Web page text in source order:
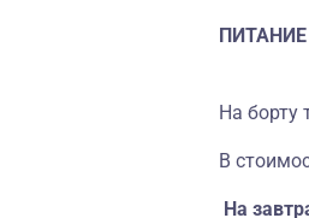
ПИТАНИЕ
На борту
В
На